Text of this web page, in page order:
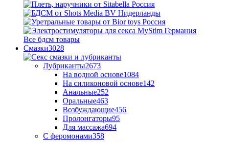
Все бдсм товары
Смазки3028
Лубриканты2673
На водной основе1084
На силиконовой основе142
Анальные252
Оральные463
Возбуждающие456
Пролонгаторы95
Для массажа694
С феромонами358